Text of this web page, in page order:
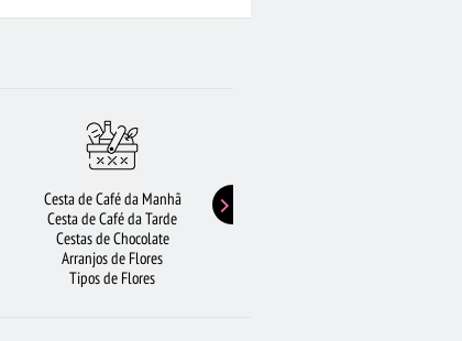
Cesta de Café da Manhã
Cesta de Café da Tarde
Cestas de Chocolate
Arranjos de Flores
Tipos de Flores